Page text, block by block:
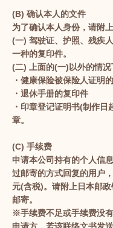
(B) 确认本人的文件
为了确认本人身份，请附
(一) 驾驶证、护照、残疾
一种的复印件。
(二) 上面的(一)以外的情
・健康保险被保险人证明
・退休手册的复印件
・印章登记证明书(制作
章。
(C) 手续费
申请本公司持有的个人信
过邮寄的方式回复的用户
元(含税)。请附上日本邮
邮寄。
※手续费不足或手续费没
申请方，若该联络文书发